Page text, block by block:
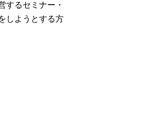
するセミナー・
しようとする方